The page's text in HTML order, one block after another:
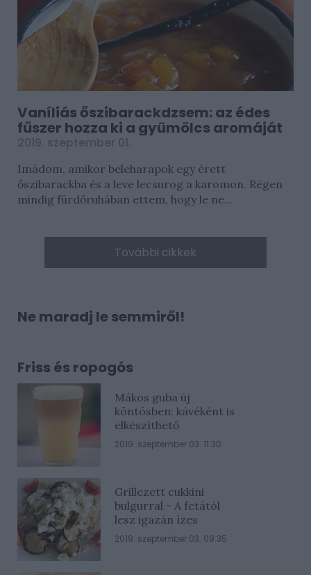
Vaníliás őszibarackdzsem: az édes
fűszer hozza ki a gyümölcs aromáját
2019. szeptember 01.
Imádom, amikor beleharapok egy érett
őszibarackba és a leve lecsurog a karomon. Régen
mindig fürdőruhában ettem, hogy le ne...
További cikkek
Friss és ropogós
Mákos guba új
köntösben: kávéként is
elkészíthető
2019. szeptember 03. 11:30
Grillezett cukkini
bulgurral - A fetától
lesz igazán ízes
2019. szeptember 03. 09:35
Ne maradj le semmiről!